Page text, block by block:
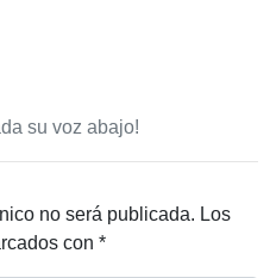
su voz abajo!
no será publicada. Los
con *